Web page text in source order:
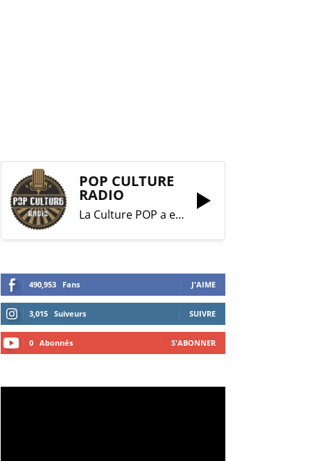
POP CULTURE
RADIO
La Culture POP a enfin trouvé sa RADIO !
490,953 Fans J'AIME
3,015 Suiveurs SUIVRE
0 Abonnés S'ABONNER